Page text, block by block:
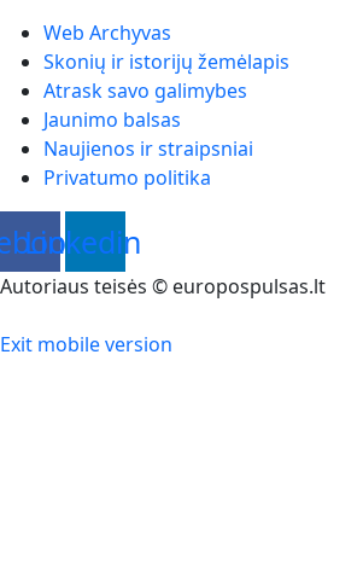
Web Archyvas
Skonių ir istorijų žemėlapis
Atrask savo galimybes
Jaunimo balsas
Naujienos ir straipsniai
Privatumo politika
Linkedin
Autoriaus teisės © europospulsas.lt
Exit mobile version